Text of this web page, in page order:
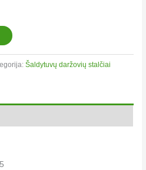
Šaldytuvų daržovių stalčiai